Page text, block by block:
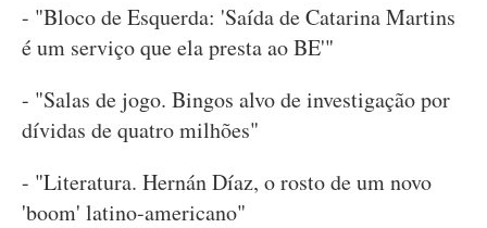
- "Bloco de Esquerda: 'Saída de Catarina Martins
é um serviço que ela presta ao BE'"
- "Salas de jogo. Bingos alvo de investigação por
dívidas de quatro milhões"
- "Literatura. Hernán Díaz, o rosto de um novo
'boom' latino-americano"